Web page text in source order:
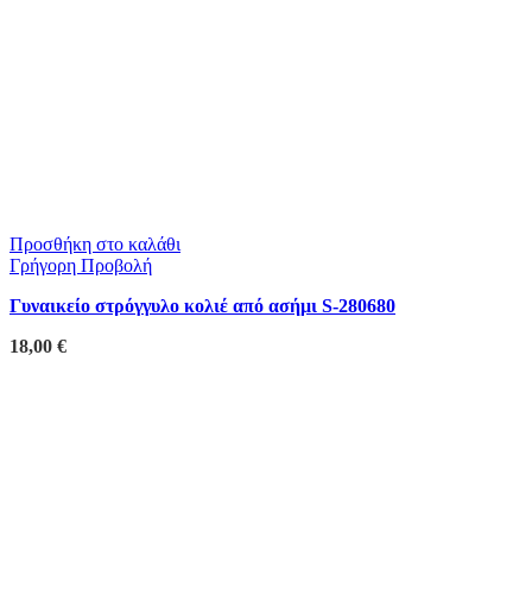
Προσθήκη στο καλάθι
Γρήγορη Προβολή
Γυναικείο στρόγγυλο κολιέ από ασήμι S-280680
18,00 €